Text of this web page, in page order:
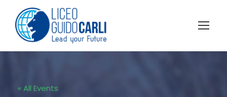
« All Events